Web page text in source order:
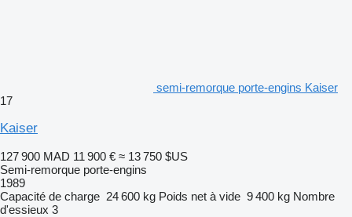
semi-remorque porte-engins Kaiser
17
Kaiser
127 900 MAD 11 900 € ≈ 13 750 $US
Semi-remorque porte-engins
1989
Capacité de charge 24 600 kg Poids net à vide 9 400 kg Nombre
d'essieux 3